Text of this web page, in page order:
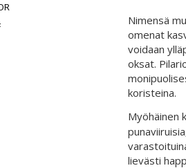
Nimensä
omenat
voidaan
oksat.
koristeina.
Myöhäinen
lievästi